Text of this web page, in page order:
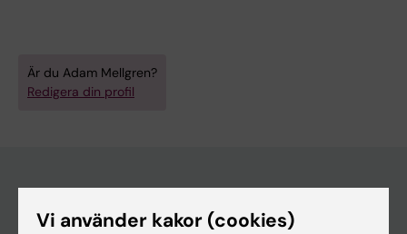
Är du Adam Mellgren?
Redigera din profil
Huvudmeny
Vi använder kakor (cookies)